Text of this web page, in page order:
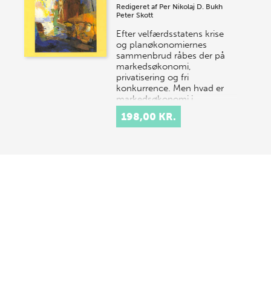
Redigeret af Per Nikolaj D. Bukh
Peter Skott
Efter velfærdsstatens krise
og planøkonomiernes
sammenbrud råbes der på
markedsøkonomi,
privatisering og fri
konkurrence. Men hvad er
markedsøkonomi i…
198,00 KR.